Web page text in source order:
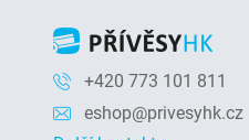
+420 773 101 811
eshop@privesyhk.cz